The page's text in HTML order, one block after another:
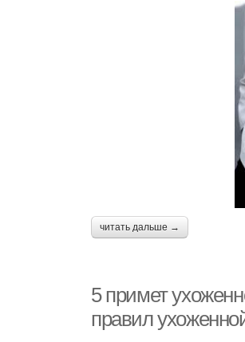
читать дальше →
5 примет
правил